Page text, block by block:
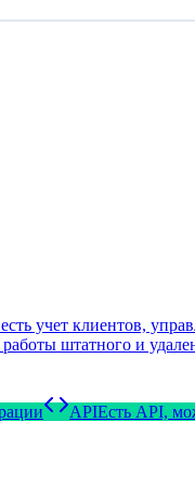
учет клиентов,
штатного и
пробная версия
APIЕсть API,